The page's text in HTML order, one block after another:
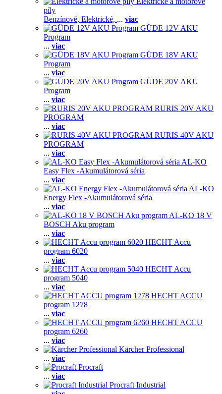
píly
Benzínové, Elektrické, ... viac
GÜDE 12V AKU
Program
... viac
GÜDE 18V AKU
Program
... viac
GÜDE 20V AKU
Program
... viac
RURIS 20V AKU
PROGRAM
... viac
RURIS 40V AKU
PROGRAM
... viac
AL-KO
Easy Flex -Akumulátorová séria
... viac
AL-KO
Energy Flex -Akumulátorová séria
... viac
AL-KO 18 V
BOSCH Aku program
... viac
HECHT Accu
program 6020
... viac
HECHT Accu
program 5040
... viac
HECHT ACCU
program 1278
... viac
HECHT ACCU
program 6260
... viac
Kärcher Professional
... viac
Procraft
... viac
Procraft Industrial